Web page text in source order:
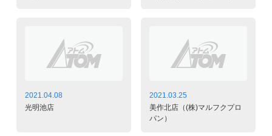
2021.04.08
光明池店
2021.03.25
美作北店（(株)マルフクプロ
パン）